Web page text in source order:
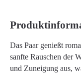
Das Paar genießt
sanfte Rauschen der
und Zuneigung aus,